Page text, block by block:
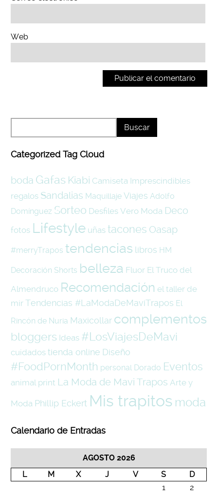
Web
Categorized Tag Cloud
boda Gafas Kiabi Camiseta Imprescindibles
regalos Sandalias Maquillaje Viajes Adolfo
Domínguez Sorteo Desfiles Vero Moda Deco
fotos Lifestyle uñas tacones Oasap
#merryTrapos tendencias libros HM
Decoración Shorts belleza Fluor El Truco del
Almendruco Recomendación el taller de
mir Tendencias #LaModaDeMaviTrapos El
Rincón de Nuria Maxicollar complementos
bloggers Ideas #LosViajesDeMavi
cuidados tienda online Diseño
#FoodPornMonth personal Dorado Eventos
animal print La Moda de Mavi Trapos Arte y
Moda Phillip Eckert Mis trapitos moda
Calendario de Entradas
AGOSTO 2026
L
M X J V S
D
1
2